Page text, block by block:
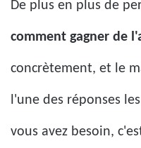
De plus en plus de
comment gagner de
concrètement, et le
l'une des réponses
vous avez besoin,